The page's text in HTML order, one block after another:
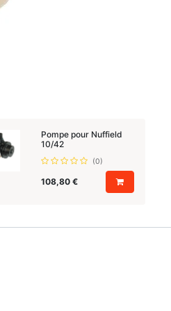
Pompe pour Nuffield
10/42
(0)
108,80 €